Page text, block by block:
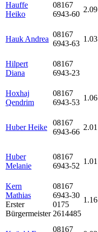
Hauffe
Heiko
08167
6943-60
2.09
Hauk Andrea
08167
6943-63
1.03
Hilpert
Diana
08167
6943-23
Hoxhaj
Qendrim
08167
6943-53
1.06
Huber Heike
08167
6943-66
2.01
Huber
Melanie
08167
6943-52
1.01
Kern
Mathias
Erster
Bürgermeister
08167
6943-30
0175
2614485
1.16
08167